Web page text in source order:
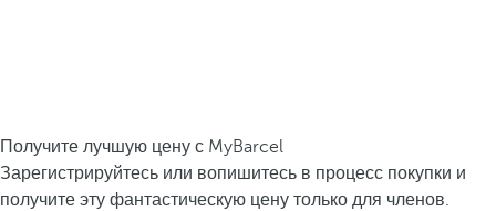
Получите лучшую цену с MyBarcel
Зарегистрируйтесь или вопишитесь в процесс покупки и
получите эту фантастическую цену только для членов.